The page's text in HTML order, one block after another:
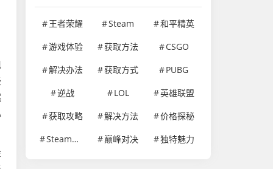
王者荣耀 Steam
和平精英
游戏体验
获取方法
CSGO
解决办法
获取方式
PUBG
逆战
LOL
英雄联盟
获取攻略
解决方法
价格探秘
Steam游戏
巅峰对决 独特魅力